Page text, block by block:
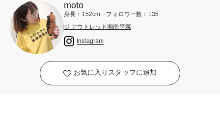
moto
身長：152cm フォロワー数：135
ジ アウトレット湘南平塚
Instagram
お気に入りスタッフに追加